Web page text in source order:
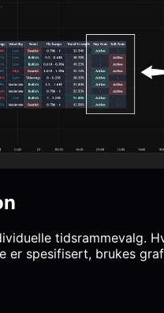
tidsrammevalg.
er spesifisert, brukes